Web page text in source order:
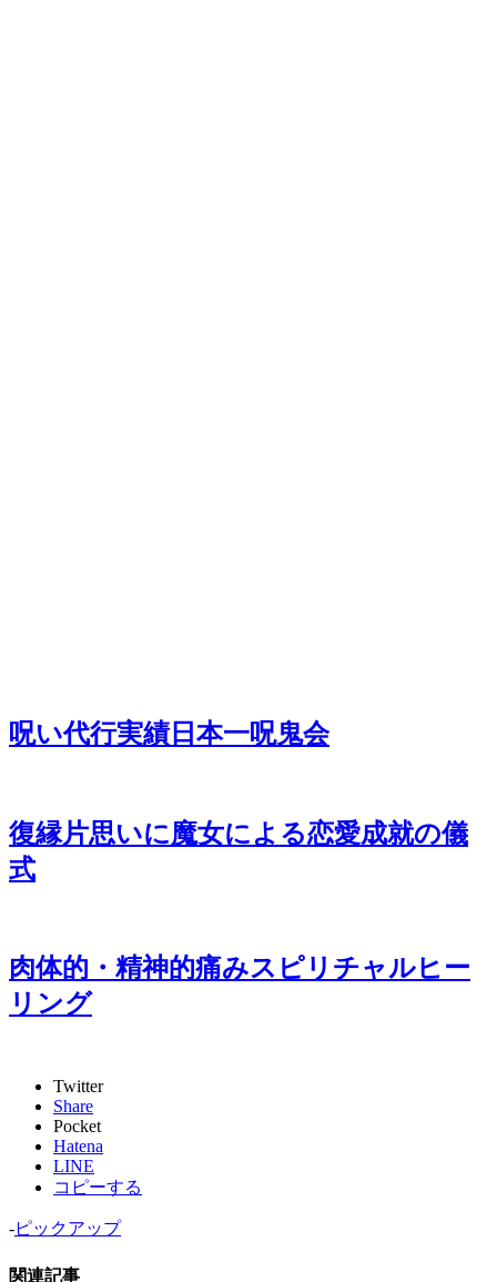
呪い代行実績日本一呪鬼会
復縁片思いに魔女による恋愛成就の儀
式
肉体的・精神的痛みスピリチャルヒー
リング
Twitter
Share
Pocket
Hatena
LINE
コピーする
-ピックアップ
関連記事